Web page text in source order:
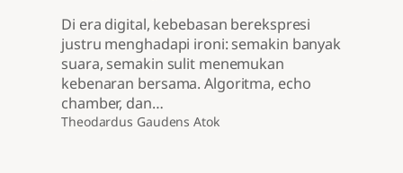
Di era digital, kebebasan berekspresi
justru menghadapi ironi: semakin banyak
suara, semakin sulit menemukan
kebenaran bersama. Algoritma, echo
chamber, dan…
Theodardus Gaudens Atok